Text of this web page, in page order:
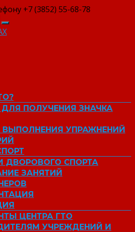
+7 (3852) 55-68-78
ПОЛУЧЕНИЯ ЗНАЧКА
ВЫПОЛНЕНИЯ УПРАЖНЕНИЙ
ДВОРОВОГО СПОРТА
ЗАНЯТИЙ
ЦЕНТРА ГТО
УЧРЕЖДЕНИЙ И